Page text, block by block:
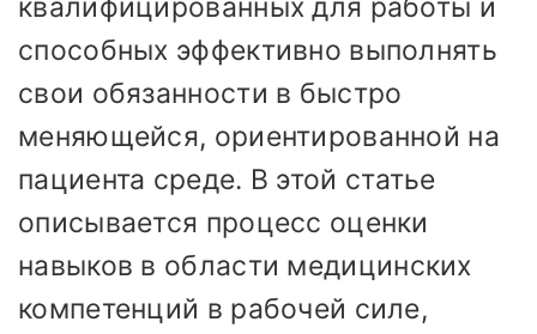
квалифицированных для работы и
способных эффективно выполнять
свои обязанности в быстро
меняющейся, ориентированной на
пациента среде. В этой статье
описывается процесс оценки
навыков в области медицинских
компетенций в рабочей силе,